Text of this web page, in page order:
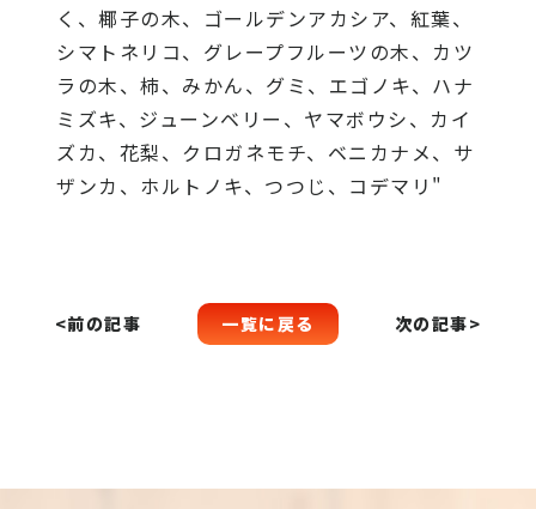
く、椰子の木、ゴールデンアカシア、紅葉、
シマトネリコ、グレープフルーツの木、カツ
ラの木、柿、みかん、グミ、エゴノキ、ハナ
ミズキ、ジューンベリー、ヤマボウシ、カイ
ズカ、花梨、クロガネモチ、ベニカナメ、サ
ザンカ、ホルトノキ、つつじ、コデマリ"
<前の記事 一覧に戻る 次の記事>